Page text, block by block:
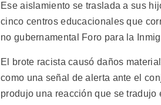
Ese aislamiento se traslada a sus
cinco centros educacionales que
no gubernamental Foro para la
El brote racista causó daños
como una señal de alerta ante el
produjo una reacción que se